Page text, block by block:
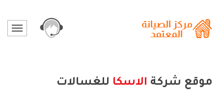
موقع شركة الاسكا للغسالات